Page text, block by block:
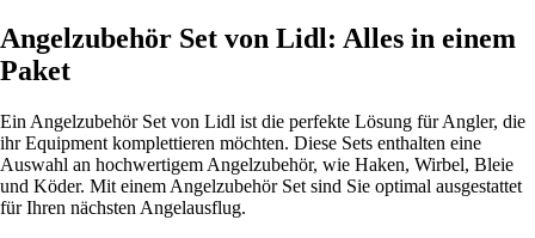
Angelzubehör Set von Lidl: Alles in einem
Paket
Ein Angelzubehör Set von Lidl ist die perfekte Lösung für Angler, die
ihr Equipment komplettieren möchten. Diese Sets enthalten eine
Auswahl an hochwertigem Angelzubehör, wie Haken, Wirbel, Bleie
und Köder. Mit einem Angelzubehör Set sind Sie optimal ausgestattet
für Ihren nächsten Angelausflug.